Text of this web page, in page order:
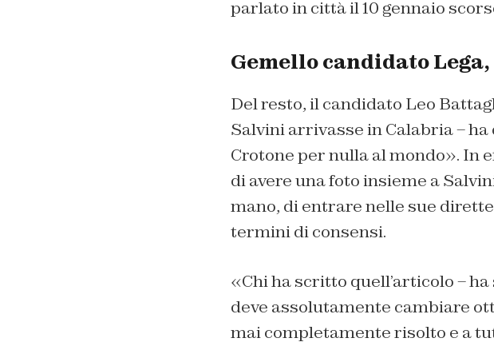
parlato in città il 10 gennaio
Gemello candidato
Del resto, il candidato Leo
Salvini arrivasse in Calabria –
Crotone per nulla al mondo». In
di avere una foto insieme a
mano, di entrare nelle sue
termini di consensi.
«Chi ha scritto quell’articolo –
deve assolutamente cambiare
mai completamente risolto e a